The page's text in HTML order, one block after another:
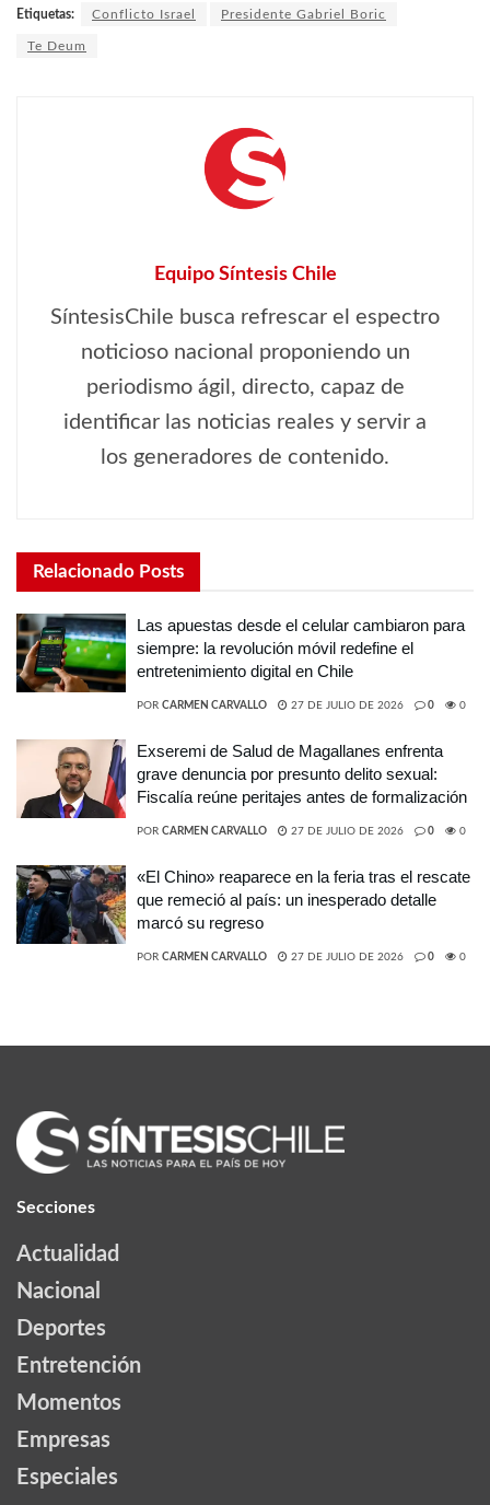
Etiquetas: Conflicto Israel Presidente Gabriel Boric
Te Deum
Equipo Síntesis Chile
SíntesisChile busca refrescar el espectro
noticioso nacional proponiendo un
periodismo ágil, directo, capaz de
identificar las noticias reales y servir a
los generadores de contenido.
Relacionado Posts
Las apuestas desde el celular cambiaron para
siempre: la revolución móvil redefine el
entretenimiento digital en Chile
POR CARMEN CARVALLO 27 DE JULIO DE 2026 0 0
Exseremi de Salud de Magallanes enfrenta
grave denuncia por presunto delito sexual:
Fiscalía reúne peritajes antes de formalización
POR CARMEN CARVALLO 27 DE JULIO DE 2026 0 0
«El Chino» reaparece en la feria tras el rescate
que remeció al país: un inesperado detalle
marcó su regreso
POR CARMEN CARVALLO 27 DE JULIO DE 2026 0 0
Secciones
Actualidad
Nacional
Deportes
Entretención
Momentos
Empresas
Especiales